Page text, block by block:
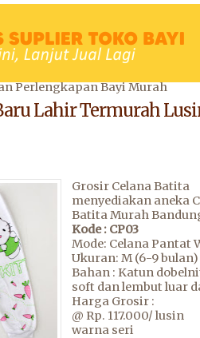
Perlengkapan Bayi Murah
Lahir Termurah
Grosir Celana Batita
menyediakan aneka
Batita Murah
Kode : CP03
Mode: Celana Pantat
Ukuran: M (6-9 bulan)
Bahan : Katun
soft dan lembut luar
Harga Grosir :
@ Rp. 117.000/ lusin
warna seri